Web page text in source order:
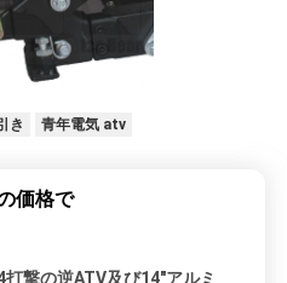
き 青年電気 atv
価格で
撃の逆ATV及び14"アルミ